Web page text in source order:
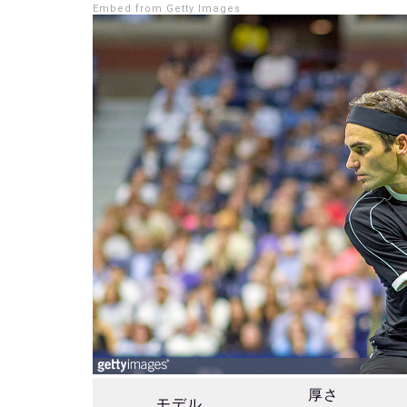
Embed from Getty Images
厚さ